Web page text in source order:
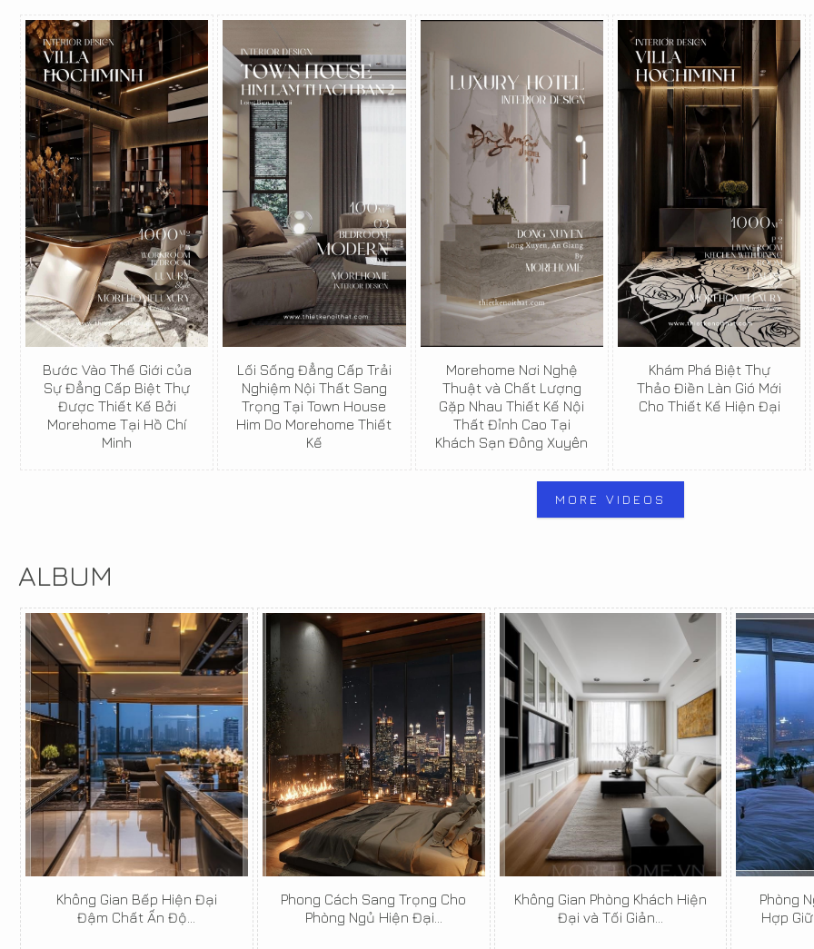
Bước Vào Thế Giới của
Sự Đẳng Cấp Biệt Thự
Được Thiết Kế Bởi
Morehome Tại Hồ Chí
Minh
Lối Sống Đẳng Cấp Trải
Nghiệm Nội Thất Sang
Trọng Tại Town House
Him Do Morehome Thiết
Kế
Morehome Nơi Nghệ
Thuật và Chất Lượng
Gặp Nhau Thiết Kế Nội
Thất Đỉnh Cao Tại
Khách Sạn Đông Xuyên
Khám Phá Biệt Thự
Thảo Điền Làn Gió Mới
Cho Thiết Kế Hiện Đại
MORE VIDEOS
ALBUM
Không Gian Bếp Hiện Đại
Đậm Chất Ấn Độ...
Phong Cách Sang Trọng Cho
Phòng Ngủ Hiện Đại...
Không Gian Phòng Khách Hiện
Đại và Tối Giản...
Phòng
Hợp